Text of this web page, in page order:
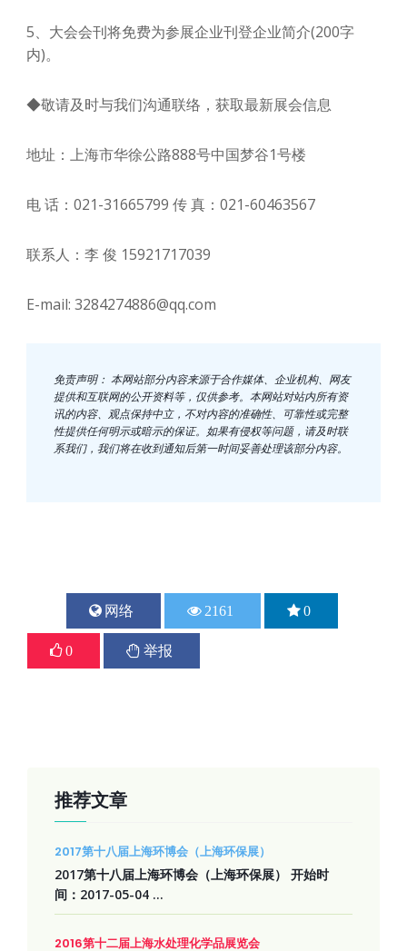
5、大会会刊将免费为参展企业刊登企业简介(200字
内)。
◆敬请及时与我们沟通联络，获取最新展会信息
地址：上海市华徐公路888号中国梦谷1号楼
电 话：021-31665799 传 真：021-60463567
联系人：李 俊 15921717039
E-mail: 3284274886@qq.com
免责声明： 本网站部分内容来源于合作媒体、企业机构、网友
提供和互联网的公开资料等，仅供参考。本网站对站内所有资
讯的内容、观点保持中立，不对内容的准确性、可靠性或完整
性提供任何明示或暗示的保证。如果有侵权等问题，请及时联
系我们，我们将在收到通知后第一时间妥善处理该部分内容。
网络 2161 0
0 举报
上一篇
2017第七届武汉国际给排水、...
下一篇
2017北京国际室内通风、空气...
推荐文章
2017第十八届上海环博会（上海环保展）
2017第十八届上海环博会（上海环保展） 开始时
间：2017-05-04 ...
2016第十二届上海水处理化学品展览会